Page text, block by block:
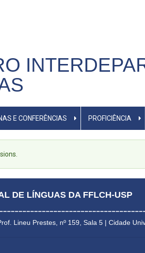
E CONFERÊNCIAS PROFICIÊNCIA
DE LÍNGUAS DA FFLCH-USP
Lineu Prestes, nº 159, Sala 5 | Cidade